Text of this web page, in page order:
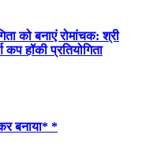
को बनाएं रोमांचक: श्री
कप हॉकी प्रतियोगिता
बनाया* *